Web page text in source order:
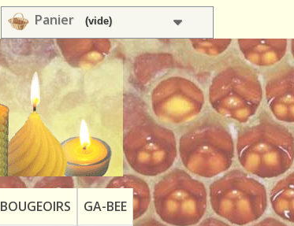
Panier (vide)
BOUGEOIRS GA-BEE